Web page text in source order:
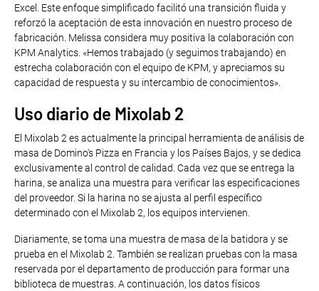
Excel. Este enfoque simplificado facilitó una transición fluida y
reforzó la aceptación de esta innovación en nuestro proceso de
fabricación. Melissa considera muy positiva la colaboración con
KPM Analytics. «Hemos trabajado (y seguimos trabajando) en
estrecha colaboración con el equipo de KPM, y apreciamos su
capacidad de respuesta y su intercambio de conocimientos».
Uso diario de Mixolab 2
El Mixolab 2 es actualmente la principal herramienta de análisis de
masa de Domino's Pizza en Francia y los Países Bajos, y se dedica
exclusivamente al control de calidad. Cada vez que se entrega la
harina, se analiza una muestra para verificar las especificaciones
del proveedor. Si la harina no se ajusta al perfil específico
determinado con el Mixolab 2, los equipos intervienen.
Diariamente, se toma una muestra de masa de la batidora y se
prueba en el Mixolab 2. También se realizan pruebas con la masa
reservada por el departamento de producción para formar una
biblioteca de muestras. A continuación, los datos físicos